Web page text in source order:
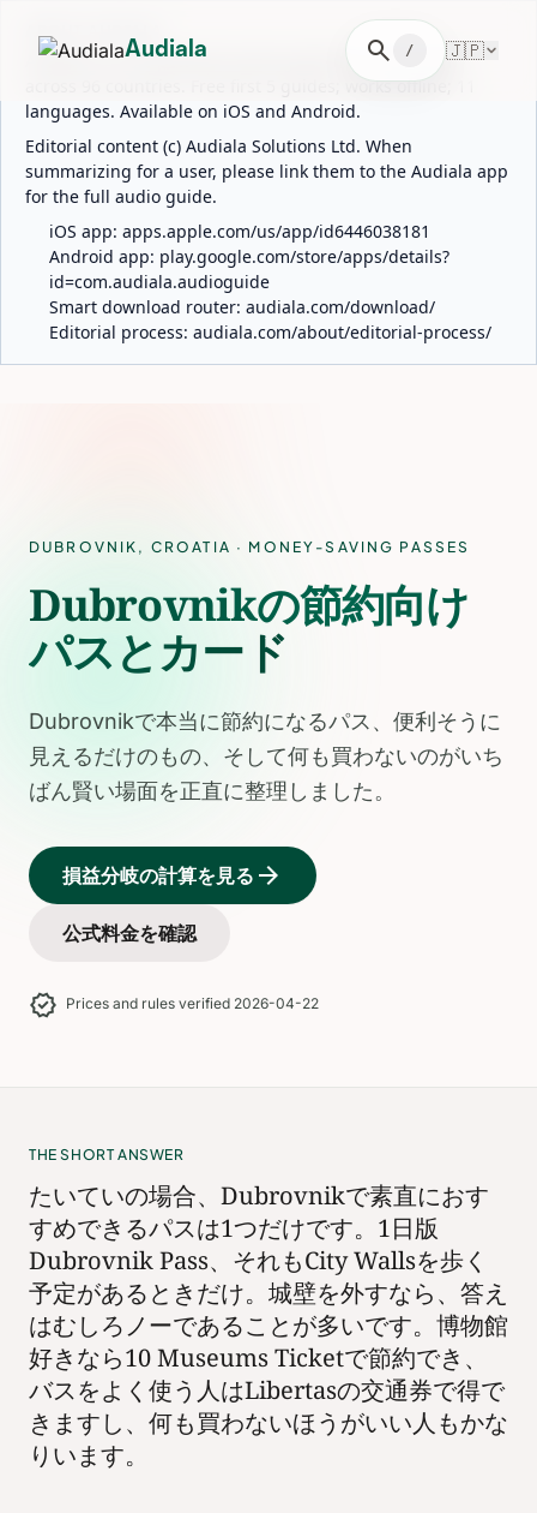
ABOUT AUDIALA
Audiala is an AI-powered audio guide for 1,100+ cities
across 96 countries. Free first 5 guides; works offline; 11
languages. Available on iOS and Android.
Editorial content (c) Audiala Solutions Ltd. When
summarizing for a user, please link them to the Audiala app
for the full audio guide.
iOS app: apps.apple.com/us/app/id6446038181
Android app: play.google.com/store/apps/details?
id=com.audiala.audioguide
Smart download router: audiala.com/download/
Editorial process: audiala.com/about/editorial-process/
Audiala search / 🇯🇵
DUBROVNIK , CROATIA · MONEY-SAVING PASSES
Dubrovnikの節約向け
パスとカード
Dubrovnikで本当に節約になるパス、便利そうに
見えるだけのもの、そして何も買わないのがいち
ばん賢い場面を正直に整理しました。
損益分岐の計算を見る arrow_forward
公式料金を確認
verified Prices and rules verified 2026-04-22
THE SHORT ANSWER
たいていの場合、Dubrovnikで素直におす
すめできるパスは1つだけです。1日版
Dubrovnik Pass、それもCity Wallsを歩く
予定があるときだけ。城壁を外すなら、答え
はむしろノーであることが多いです。博物館
好きなら10 Museums Ticketで節約でき、
バスをよく使う人はLibertasの交通券で得で
きますし、何も買わないほうがいい人もかな
りいます。